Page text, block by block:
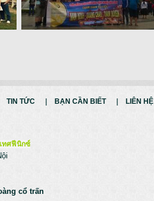
TIN TỨC BẠN CẦN BIẾT
LIÊN HỆ
ทศฟีนิกซ์
cổ trấn